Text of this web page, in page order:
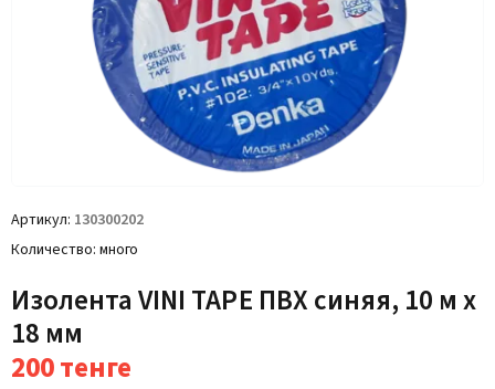
Артикул 130300202
Количество много
Изолента VINI TAPE ПВХ синяя, 10 м х
18 мм
200тенге